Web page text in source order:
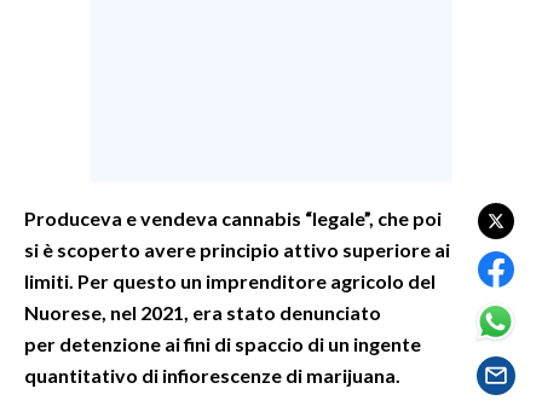
GOSSIP
SALUTE
SARDI NEL MONDO
Produceva e vendeva cannabis “legale”, che poi
si è scoperto avere principio attivo superiore ai
limiti. Per questo un imprenditore agricolo del
Nuorese, nel 2021, era stato denunciato
per detenzione ai fini di spaccio di un ingente
quantitativo di infiorescenze di marijuana.